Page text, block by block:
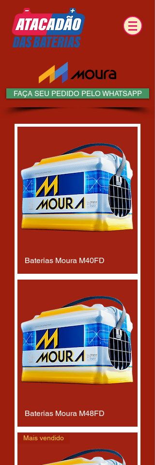
FAÇA SEU PEDIDO PELO WHATSAPP
Baterias Moura M40FD
Baterias Moura M48FD
Mais vendido